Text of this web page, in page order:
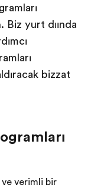
yurt dışında
bizzat
ve verimli bir